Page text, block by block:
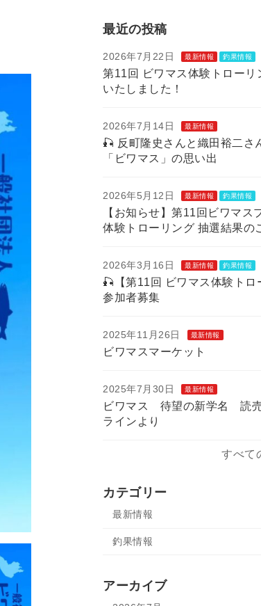
最近の投稿
2026年7月22日 最新情報 釣果情報
第11回 ビワマス体験トローリ
いたしました！
2026年7月14日 最新情報
🎣 反町隆史さんと織田裕二さ
「ビワマス」の思い出
2026年5月12日 最新情報 釣果情報
【お知らせ】第11回ビワマス
体験トローリング 抽選結果の
2026年3月16日 最新情報 釣果情報
🎣【第11回 ビワマス体験トロ
参加者募集
2025年11月26日 最新情報
ビワマスマーケット
2025年7月30日 最新情報
ビワマス 待望の新学名 読
ラインより
すべて
カテゴリー
最新情報
釣果情報
アーカイブ